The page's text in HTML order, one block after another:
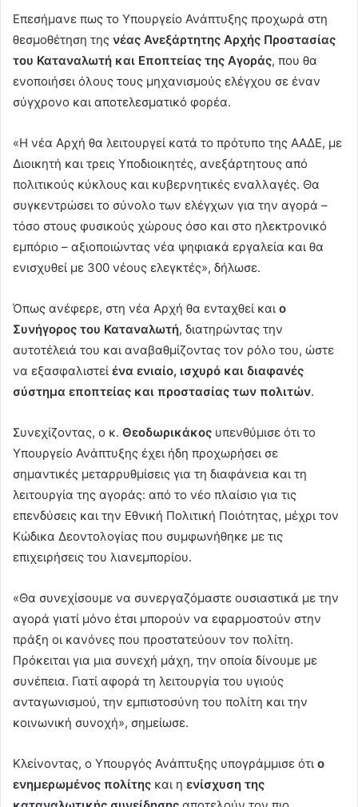
Επεσήμανε πως το Υπουργείο Ανάπτυξης προχωρά στη
θεσμοθέτηση της νέας Ανεξάρτητης Αρχής Προστασίας
του Καταναλωτή και Εποπτείας της Αγοράς, που θα
ενοποιήσει όλους τους μηχανισμούς ελέγχου σε έναν
σύγχρονο και αποτελεσματικό φορέα.
«Η νέα Αρχή θα λειτουργεί κατά το πρότυπο της ΑΑΔΕ, με
Διοικητή και τρεις Υποδιοικητές, ανεξάρτητους από
πολιτικούς κύκλους και κυβερνητικές εναλλαγές. Θα
συγκεντρώσει το σύνολο των ελέγχων για την αγορά –
τόσο στους φυσικούς χώρους όσο και στο ηλεκτρονικό
εμπόριο – αξιοποιώντας νέα ψηφιακά εργαλεία και θα
ενισχυθεί με 300 νέους ελεγκτές», δήλωσε.
Όπως ανέφερε, στη νέα Αρχή θα ενταχθεί και ο
Συνήγορος του Καταναλωτή, διατηρώντας την
αυτοτέλειά του και αναβαθμίζοντας τον ρόλο του, ώστε
να εξασφαλιστεί ένα ενιαίο, ισχυρό και διαφανές
σύστημα εποπτείας και προστασίας των πολιτών.
Συνεχίζοντας, ο κ. Θεοδωρικάκος υπενθύμισε ότι το
Υπουργείο Ανάπτυξης έχει ήδη προχωρήσει σε
σημαντικές μεταρρυθμίσεις για τη διαφάνεια και τη
λειτουργία της αγοράς: από το νέο πλαίσιο για τις
επενδύσεις και την Εθνική Πολιτική Ποιότητας, μέχρι τον
Κώδικα Δεοντολογίας που συμφωνήθηκε με τις
επιχειρήσεις του λιανεμπορίου.
«Θα συνεχίσουμε να συνεργαζόμαστε ουσιαστικά με την
αγορά γιατί μόνο έτσι μπορούν να εφαρμοστούν στην
πράξη οι κανόνες που προστατεύουν τον πολίτη.
Πρόκειται για μια συνεχή μάχη, την οποία δίνουμε με
συνέπεια. Γιατί αφορά τη λειτουργία του υγιούς
ανταγωνισμού, την εμπιστοσύνη του πολίτη και την
κοινωνική συνοχή», σημείωσε.
Κλείνοντας, ο Υπουργός Ανάπτυξης υπογράμμισε ότι ο
ενημερωμένος πολίτης και η ενίσχυση της